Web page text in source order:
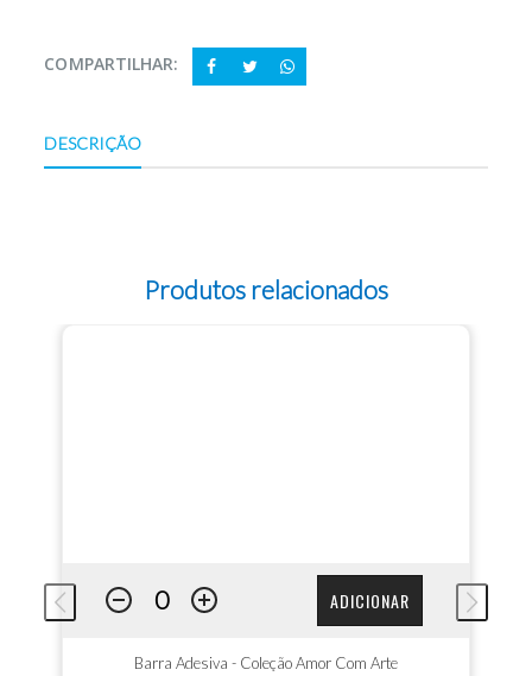
COMPARTILHAR:
DESCRIÇÃO
Produtos relacionados
ADICIONAR
Barra Adesiva - Coleção Amor Com Arte